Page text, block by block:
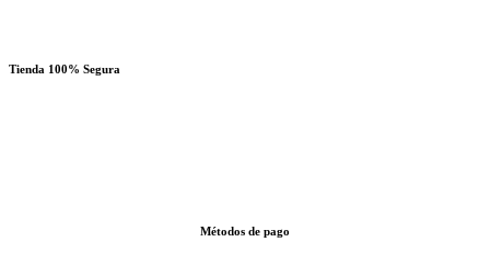
Tienda 100% Segura
Métodos de pago